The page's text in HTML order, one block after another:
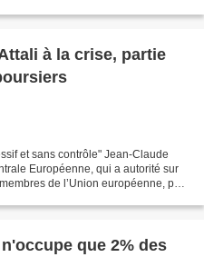
à la crise, partie
et sans contrôle" Jean-Claude
Européenne, qui a autorité sur
de l’Union européenne, par
que 2% des